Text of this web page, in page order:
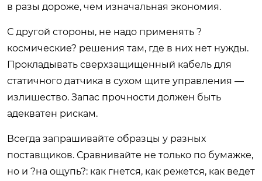
в разы дороже, чем изначальная экономия.
С другой стороны, не надо применять ?
космические? решения там, где в них нет нужды.
Прокладывать сверхзащищенный кабель для
статичного датчика в сухом щите управления —
излишество. Запас прочности должен быть
адекватен рискам.
Всегда запрашивайте образцы у разных
поставщиков. Сравнивайте не только по бумажке,
но и ?на ощупь?: как гнется, как режется, как ведет